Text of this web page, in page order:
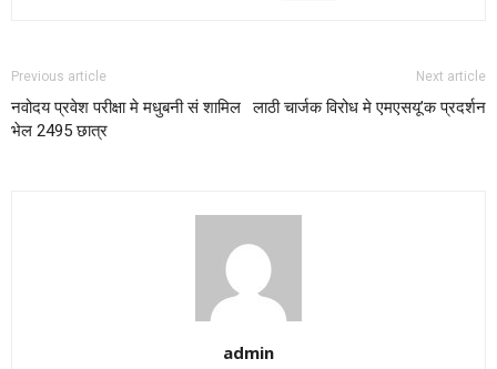
Previous article
नवोदय प्रवेश परीक्षा मे मधुबनी सं शामिल
भेल 2495 छात्र
Next article
लाठी चार्जक विरोध मे एमएसयू’क प्रदर्शन
admin